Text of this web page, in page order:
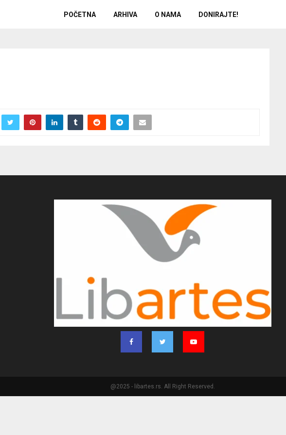
POČETNA ARHIVA O NAMA DONIRAJTE!
@2025 - libartes.rs. All Right Reserved.